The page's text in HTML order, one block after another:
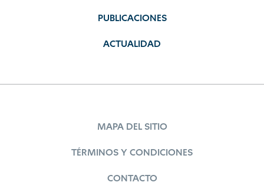
PUBLICACIONES
ACTUALIDAD
MAPA DEL SITIO
TÉRMINOS Y CONDICIONES
CONTACTO